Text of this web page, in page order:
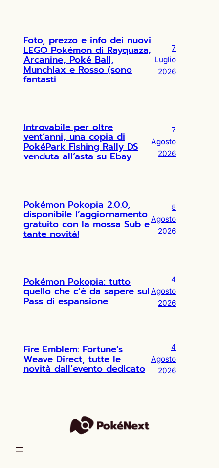
Foto, prezzo e info dei nuovi
LEGO Pokémon di Rayquaza,
Arcanine, Poké Ball,
Munchlax e Rosso (sono
fantasti
7
Luglio
2026
Introvabile per oltre
vent’anni, una copia di
PokéPark Fishing Rally DS
venduta all’asta su Ebay
7
Agosto
2026
Pokémon Pokopia 2.0.0,
disponibile l’aggiornamento
gratuito con la mossa Sub e
tante novità!
5
Agosto
2026
Pokémon Pokopia: tutto
quello che c’è da sapere sul
Pass di espansione
4
Agosto
2026
Fire Emblem: Fortune’s
Weave Direct, tutte le
novità dall’evento dedicato
4
Agosto
2026